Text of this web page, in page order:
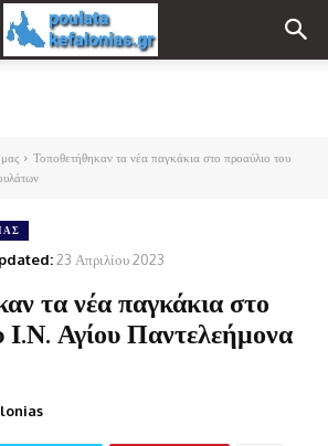
Τοποθετήθηκαν τα νέα παγκάκια στο προαύλιο του
23 Απριλίου 2023
τα νέα παγκάκια στο
Ι.Ν. Αγίου Παντελεήμονα